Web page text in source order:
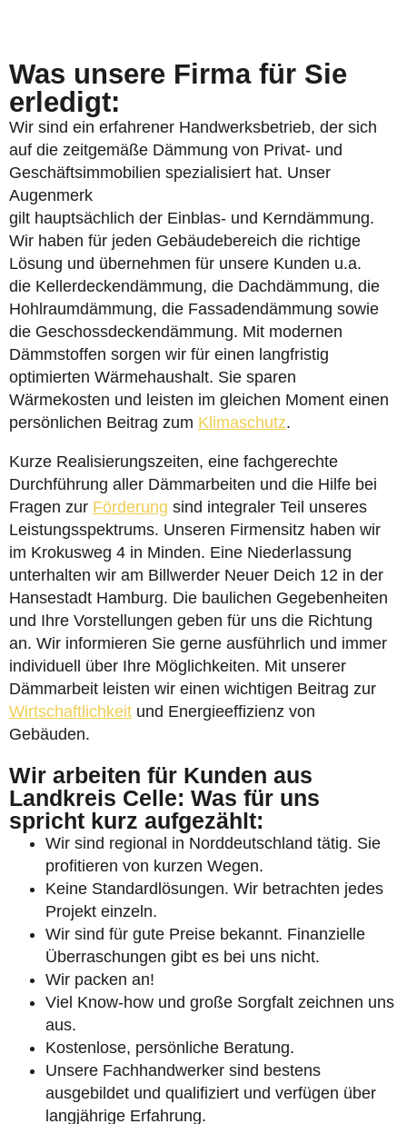
Was unsere Firma für Sie
erledigt:
Wir sind ein erfahrener Handwerksbetrieb, der sich
auf die zeitgemäße Dämmung von Privat- und
Geschäftsimmobilien spezialisiert hat. Unser
Augenmerk
gilt hauptsächlich der Einblas- und Kerndämmung.
Wir haben für jeden Gebäudebereich die richtige
Lösung und übernehmen für unsere Kunden u.a.
die Kellerdeckendämmung, die Dachdämmung, die
Hohlraumdämmung, die Fassadendämmung sowie
die Geschossdeckendämmung. Mit modernen
Dämmstoffen sorgen wir für einen langfristig
optimierten Wärmehaushalt. Sie sparen
Wärmekosten und leisten im gleichen Moment einen
persönlichen Beitrag zum Klimaschutz.
Kurze Realisierungszeiten, eine fachgerechte
Durchführung aller Dämmarbeiten und die Hilfe bei
Fragen zur Förderung sind integraler Teil unseres
Leistungsspektrums. Unseren Firmensitz haben wir
im Krokusweg 4 in Minden. Eine Niederlassung
unterhalten wir am Billwerder Neuer Deich 12 in der
Hansestadt Hamburg. Die baulichen Gegebenheiten
und Ihre Vorstellungen geben für uns die Richtung
an. Wir informieren Sie gerne ausführlich und immer
individuell über Ihre Möglichkeiten. Mit unserer
Dämmarbeit leisten wir einen wichtigen Beitrag zur
Wirtschaftlichkeit und Energieeffizienz von
Gebäuden.
Wir arbeiten für Kunden aus
Landkreis Celle: Was für uns
spricht kurz aufgezählt:
Wir sind regional in Norddeutschland tätig. Sie
profitieren von kurzen Wegen.
Keine Standardlösungen. Wir betrachten jedes
Projekt einzeln.
Wir sind für gute Preise bekannt. Finanzielle
Überraschungen gibt es bei uns nicht.
Wir packen an!
Viel Know-how und große Sorgfalt zeichnen uns
aus.
Kostenlose, persönliche Beratung.
Unsere Fachhandwerker sind bestens
ausgebildet und qualifiziert und verfügen über
langjährige Erfahrung.